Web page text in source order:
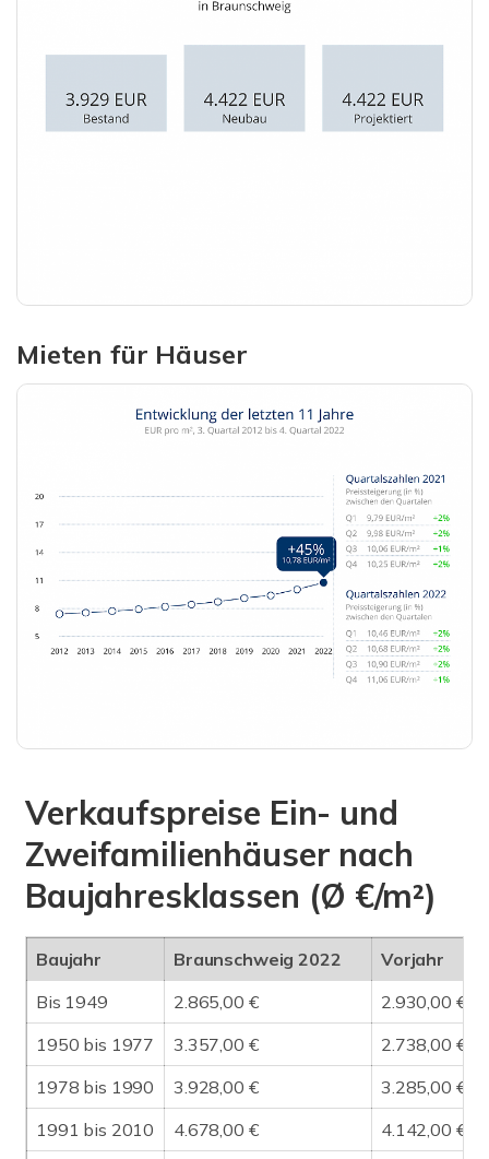
Mieten für Häuser
Verkaufspreise Ein- und
Zweifamilienhäuser nach
Baujahresklassen (Ø €/m²)
Baujahr Braunschweig 2022
Vorjahr
Bis 1949
2.865,00 €
2.930,00 €
1950 bis 1977
3.357,00 €
2.738,00 €
1978 bis 1990
3.928,00 €
3.285,00 €
1991 bis 2010
4.678,00 € 4.142,00 €